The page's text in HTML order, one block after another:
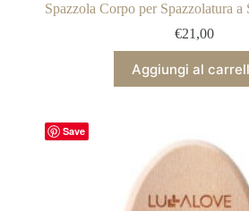
Spazzola Corpo per Spazzolatura a
€21,00
Aggiungi al
Save